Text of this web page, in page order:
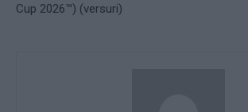
Cup 2026™) (versuri)